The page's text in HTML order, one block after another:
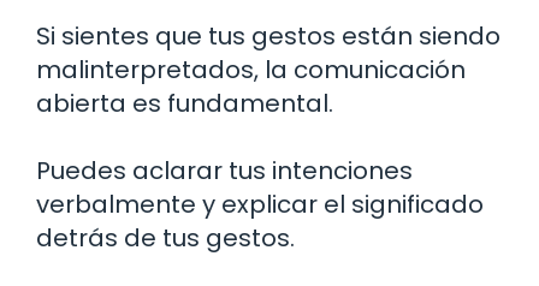
Si sientes que tus gestos están siendo
malinterpretados, la comunicación
abierta es fundamental.
Puedes aclarar tus intenciones
verbalmente y explicar el significado
detrás de tus gestos.